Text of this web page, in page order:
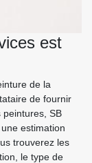
est
de la
de fournir
peintures, SB
estimation
trouverez les
le type de